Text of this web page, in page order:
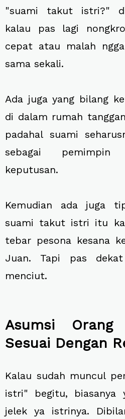
"suami takut istri?"
kalau pas lagi
cepat atau malah
sama sekali.
Ada juga yang bilang
di dalam rumah
padahal suami
sebagai
keputusan.
Kemudian ada juga
suami takut istri itu
tebar pesona kesana
Juan. Tapi pas
menciut.
Asumsi Orang
Sesuai Dengan
Kalau sudah muncul
istri" begitu, biasanya
jelek ya istrinya.